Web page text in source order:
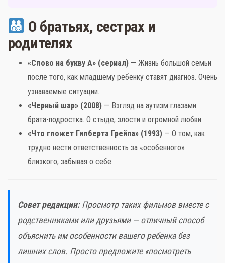
О братьях, сестрах и
родителях
«Слово на букву А» (сериал) — Жизнь большой семьи
после того, как младшему ребенку ставят диагноз. Очень
узнаваемые ситуации.
«Черный шар» (2008) — Взгляд на аутизм глазами
брата-подростка. О стыде, злости и огромной любви.
«Что гложет Гилберта Грейпа» (1993) — О том, как
трудно нести ответственность за «особенного»
близкого, забывая о себе.
Совет редакции:Просмотр таких фильмов вместе с
родственниками или друзьями — отличный способ
объяснить им особенности вашего ребенка без
лишних слов. Просто предложите «посмотреть